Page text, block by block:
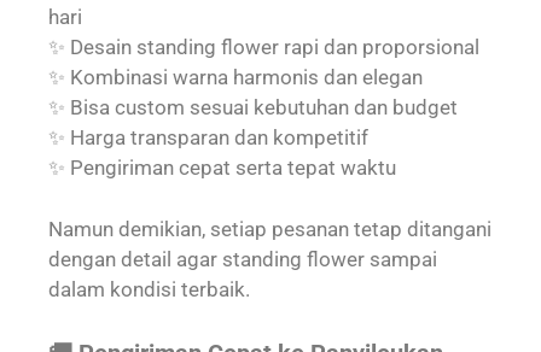
hari
✨ Desain standing flower rapi dan proporsional
✨ Kombinasi warna harmonis dan elegan
✨ Bisa custom sesuai kebutuhan dan budget
✨ Harga transparan dan kompetitif
✨ Pengiriman cepat serta tepat waktu
Namun demikian, setiap pesanan tetap ditangani
dengan detail agar standing flower sampai
dalam kondisi terbaik.